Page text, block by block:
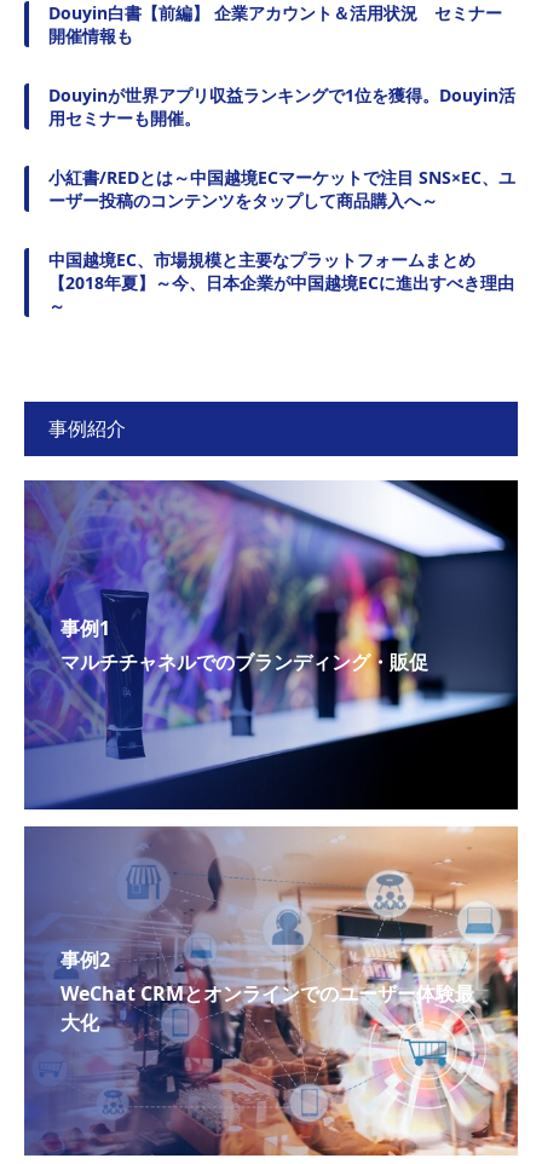
Douyin白書【前編】 企業アカウント＆活用状況 セミナー
開催情報も
Douyinが世界アプリ収益ランキングで1位を獲得。Douyin活
用セミナーも開催。
小紅書/REDとは～中国越境ECマーケットで注目 SNS×EC、ユ
ーザー投稿のコンテンツをタップして商品購入へ～
中国越境EC、市場規模と主要なプラットフォームまとめ
【2018年夏】～今、日本企業が中国越境ECに進出すべき理由
～
事例紹介
事例1
マルチチャネルでのブランディング・販促
事例2
WeChat CRMとオンラインでのユーザー体験最
大化